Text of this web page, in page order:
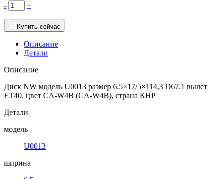
- +
Купить сейчас
Описание
Детали
Описание
Диск NW модель U0013 размер 6.5×17/5×114,3 D67.1 вылет
ET40, цвет CA-W4B (CA-W4B), страна КНР
Детали
модель
U0013
ширина